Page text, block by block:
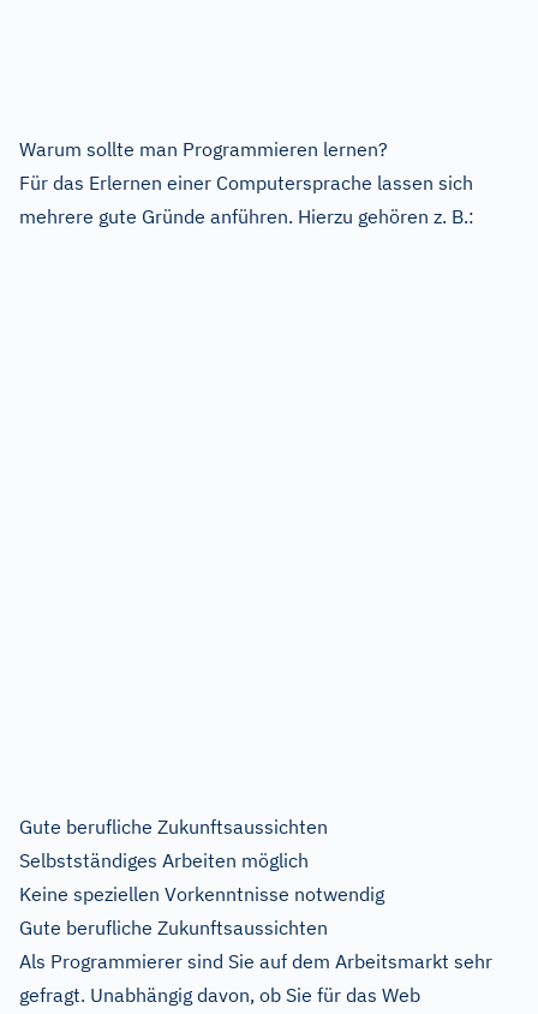
Warum sollte man Programmieren lernen?
Für das Erlernen einer Computersprache lassen sich
mehrere gute Gründe anführen. Hierzu gehören z. B.:
Gute berufliche Zukunftsaussichten
Selbstständiges Arbeiten möglich
Keine speziellen Vorkenntnisse notwendig
Gute berufliche Zukunftsaussichten
Als Programmierer sind Sie auf dem Arbeitsmarkt sehr
gefragt. Unabhängig davon, ob Sie für das Web